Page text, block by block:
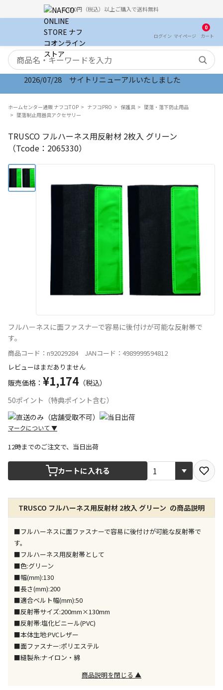
5,000円（税込）以上ご購入で送料無料
ログイン マイ ページ
0
カート
検索キーワード
2026/07/28 サイトリニューアルいたしました
ホームセンター通販 ナフコTOP ナフコPRO 保護具
墜落・落下防止用品
墜落制止用器具アクセサリー
TRUSCO フルハーネス用反射材 2枚入 グリーン
（Tcode：2065330）
フルハーネスに面ファスナーで容易に後付けが可能な反射帯で
す。
商品コード：n92029284 JANコード：4989999594812
レビューはまだありません
販売価格： ¥1,174 （税込）
50ポイント（特典ポイント含む）
マークについて ▼
宅配や店舗受取を選択できる商品です
店舗のみで受取できる商品です（宅配便でのお届けが
できません）
※同時購入の商品は、全て同じ店舗での受取となりま
す
お届けができません）
※同時購入の商品は、全て同じ店舗での受取となりま
す
委託業者によりお届けする商品です
※ほか商品との同時購入はできません。お手数です
が、ご購入手続きを分けてお買い求めください
※支払い方法の代金引換は選択できません。
※電話注文はできません。
宅配のみでお届けする商品です（店舗受取は選択でき
※「宅配・店舗受取」「宅配のみ」マークの商品のみ
12時までのご注文で、当日出荷
カートに入れる
TRUSCO フルハーネス用反射材 2枚入 グリーン の商品説明
■フルハーネスに面ファスナーで容易に後付けが可能な反射帯で
す。
■フルハーネス用反射帯として
■色:グリーン
■幅(mm):130
■長さ(mm):200
■適合ベルト幅(mm):50
■反射帯サイズ:200mm×130mm
■反射帯:塩化ビニール(PVC)
■本体生地:PVCレザー
■面ファスナー:ポリエステル
■縫製糸:ナイロン・綿
商品説明を閉じる ▲